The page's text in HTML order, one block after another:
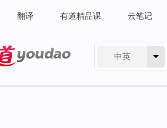
翻译 有道精品课 云笔记
中英